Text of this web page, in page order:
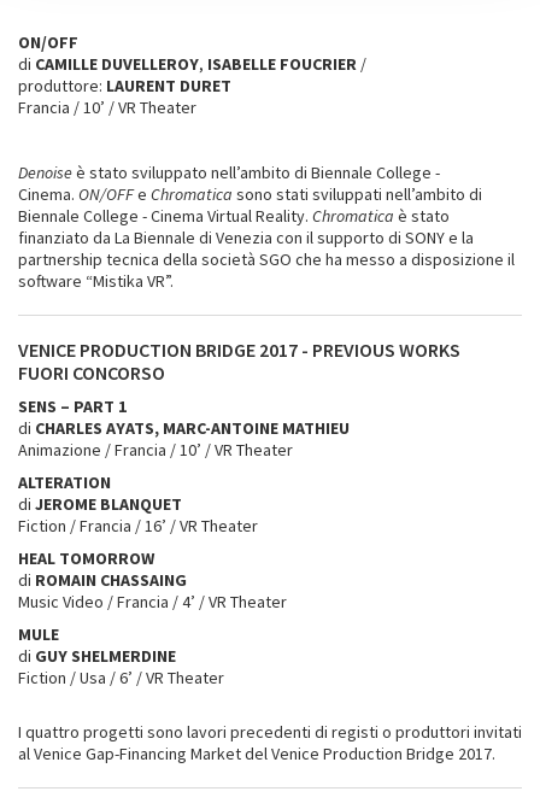
ON/OFF
di CAMILLE DUVELLEROY, ISABELLE FOUCRIER /
produttore: LAURENT DURET
Francia / 10’ / VR Theater
Denoiseè stato sviluppato nell’ambito di Biennale College -
Cinema. ON/OFFe Chromatica sono stati sviluppati nell’ambito di
Biennale College - Cinema Virtual Reality. Chromatica è stato
finanziato da La Biennale di Venezia con il supporto di SONY e la
partnership tecnica della società SGO che ha messo a disposizione il
software “Mistika VR”.
VENICE PRODUCTION BRIDGE 2017 - PREVIOUS WORKS
FUORI CONCORSO
SENS – PART 1
di CHARLES AYATS, MARC-ANTOINE MATHIEU
Animazione / Francia / 10’ / VR Theater
ALTERATION
di JEROME BLANQUET
Fiction / Francia / 16’ / VR Theater
HEAL TOMORROW
di ROMAIN CHASSAING
Music Video / Francia / 4’ / VR Theater
MULE
di GUY SHELMERDINE
Fiction / Usa / 6’ / VR Theater
I quattro progetti sono lavori precedenti di registi o produttori invitati
al Venice Gap-Financing Market del Venice Production Bridge 2017.